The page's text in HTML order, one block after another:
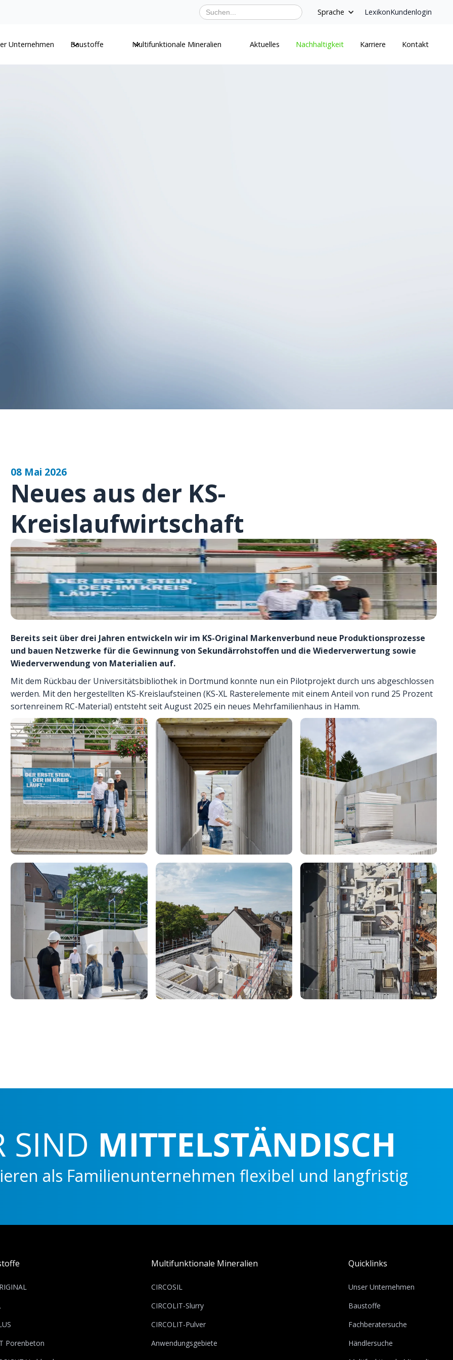
Sprache LexikonKundenlogin
Unternehmen Baustoffe Multifunktionale Mineralien Aktuelles Nachhaltigkeit Karriere Kontakt
08 Mai 2026
Neues aus der KS-
Kreislaufwirtschaft
Bereits seit über drei Jahren entwickeln wir im KS-Original Markenverbund neue Produktionsprozesse
und bauen Netzwerke für die Gewinnung von Sekundärrohstoffen und die Wiederverwertung sowie
Wiederverwendung von Materialien auf.
Mit dem Rückbau der Universitätsbibliothek in Dortmund konnte nun ein Pilotprojekt durch uns abgeschlossen
werden. Mit den hergestellten KS-Kreislaufsteinen (KS-XL Rasterelemente mit einem Anteil von rund 25 Prozent
sortenreinem RC-Material) entsteht seit August 2025 ein neues Mehrfamilienhaus in Hamm.
MITTELSTÄNDISCH
Familienunternehmen flexibel und langfristig
Porenbeton
Multifunktionale Mineralien
CIRCOSIL
CIRCOLIT-Slurry
CIRCOLIT-Pulver
Anwendungsgebiete
Quicklinks
Unser Unternehmen
Baustoffe
Fachberatersuche
Händlersuche